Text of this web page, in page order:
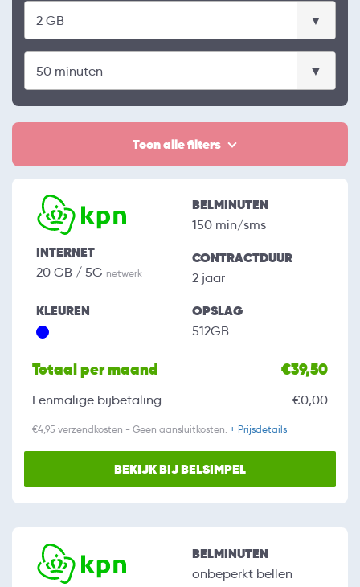
Toon alle filters
INTERNET
20 GB / 5G netwerk
BELMINUTEN
150 min/sms
CONTRACTDUUR
2 jaar
KLEUREN OPSLAG
512GB
Totaal per maand €39,50
Eenmalige bijbetaling €0,00
€4,95 verzendkosten - Geen aansluitkosten. + Prijsdetails
BEKIJK BIJ BELSIMPEL
BELMINUTEN
onbeperkt bellen